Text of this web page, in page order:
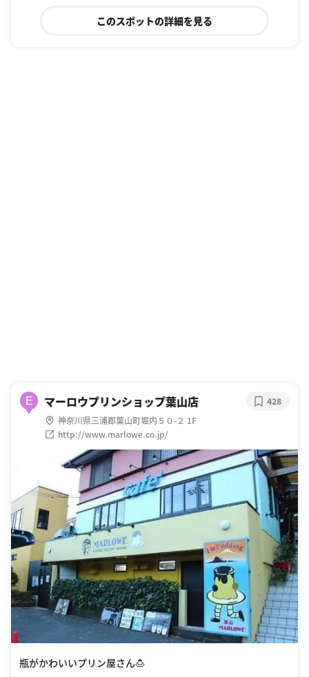
このスポットの詳細を見る
E マーロウプリンショップ葉山店
神奈川県三浦郡葉山町堀内５０-２ 1F
http://www.marlowe.co.jp/
428
瓶がかわいいプリン屋さん🍮